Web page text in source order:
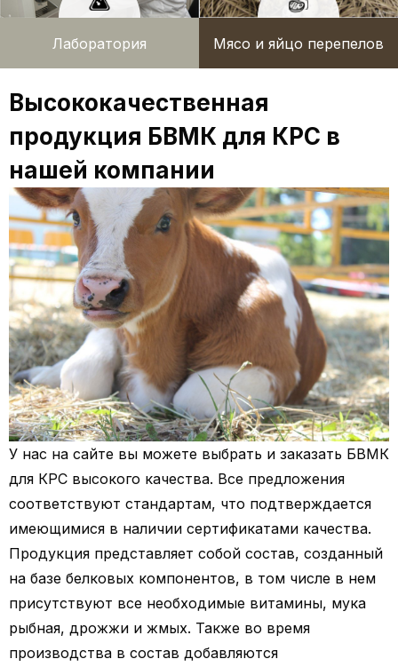
Лаборатория Мясо и яйцо перепелов
Высококачественная
продукция БВМК для КРС в
нашей компании
У нас на сайте вы можете выбрать и заказать БВМК
для КРС высокого качества. Все предложения
соответствуют стандартам, что подтверждается
имеющимися в наличии сертификатами качества.
Продукция представляет собой состав, созданный
на базе белковых компонентов, в том числе в нем
присутствуют все необходимые витамины, мука
рыбная, дрожжи и жмых. Также во время
производства в состав добавляются